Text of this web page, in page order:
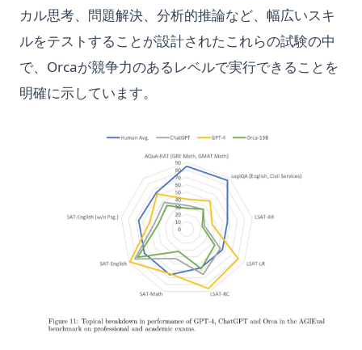
カル思考、問題解決、分析的推論など、幅広いスキ
ルをテストすることが設計されたこれらの試験の中
で、Orcaが競争力のあるレベルで実行できることを
明確に示しています。